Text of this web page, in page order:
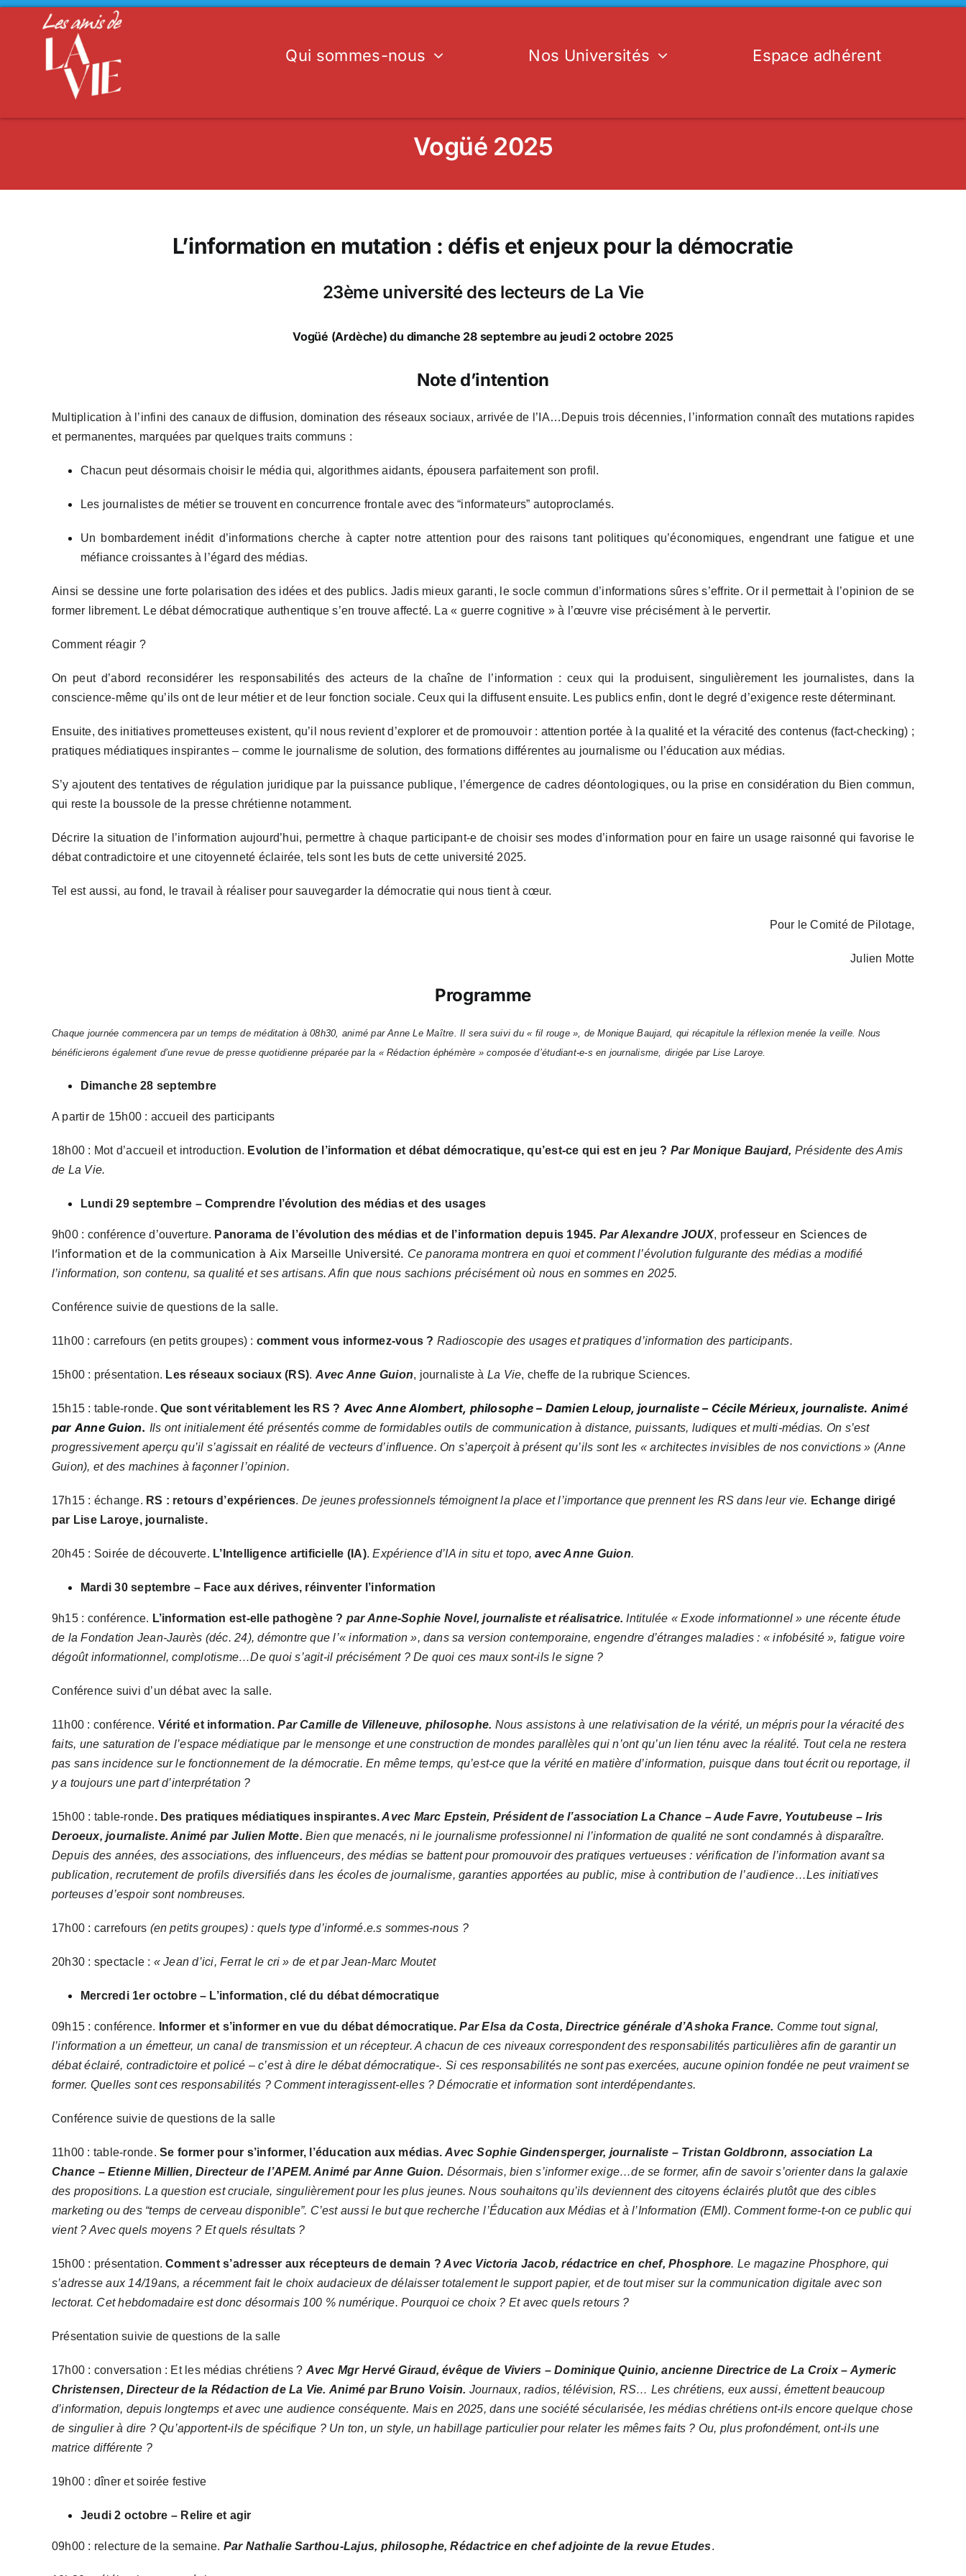
Passer
Qui sommes-nous Nos Universités Espace adhérent
Vogüé 2025
L’information en mutation : défis et enjeux pour la démocratie
23ème université des lecteurs de La Vie
Vogüé (Ardèche) du dimanche 28 septembre au jeudi 2 octobre 2025
Note d’intention
Multiplication à l’infini des canaux de diffusion, domination des réseaux sociaux, arrivée de l’IA…Depuis trois décennies, l’information connaît des mutations rapides
et permanentes, marquées par quelques traits communs :
Chacun peut désormais choisir le média qui, algorithmes aidants, épousera parfaitement son profil.
Les journalistes de métier se trouvent en concurrence frontale avec des “informateurs” autoproclamés.
Un bombardement inédit d’informations cherche à capter notre attention pour des raisons tant politiques qu’économiques, engendrant une fatigue et une
méfiance croissantes à l’égard des médias.
Ainsi se dessine une forte polarisation des idées et des publics. Jadis mieux garanti, le socle commun d’informations sûres s’effrite. Or il permettait à l’opinion de se
former librement. Le débat démocratique authentique s’en trouve affecté. La « guerre cognitive » à l’œuvre vise précisément à le pervertir.
Comment réagir ?
On peut d’abord reconsidérer les responsabilités des acteurs de la chaîne de l’information : ceux qui la produisent, singulièrement les journalistes, dans la
conscience-même qu’ils ont de leur métier et de leur fonction sociale. Ceux qui la diffusent ensuite. Les publics enfin, dont le degré d’exigence reste déterminant.
Ensuite, des initiatives prometteuses existent, qu’il nous revient d’explorer et de promouvoir : attention portée à la qualité et la véracité des contenus (fact-checking) ;
pratiques médiatiques inspirantes – comme le journalisme de solution, des formations différentes au journalisme ou l’éducation aux médias.
S’y ajoutent des tentatives de régulation juridique par la puissance publique, l’émergence de cadres déontologiques, ou la prise en considération du Bien commun,
qui reste la boussole de la presse chrétienne notamment.
Décrire la situation de l’information aujourd’hui, permettre à chaque participant-e de choisir ses modes d’information pour en faire un usage raisonné qui favorise le
débat contradictoire et une citoyenneté éclairée, tels sont les buts de cette université 2025.
Tel est aussi, au fond, le travail à réaliser pour sauvegarder la démocratie qui nous tient à cœur.
Pour le Comité de Pilotage,
Julien Motte
Programme
Chaque journée commencera par un temps de méditation à 08h30, animé par Anne Le Maître. Il sera suivi du « fil rouge », de Monique Baujard, qui récapitule la réflexion menée la veille. Nous
bénéficierons également d’une revue de presse quotidienne préparée par la « Rédaction éphémère » composée d’étudiant-e-s en journalisme, dirigée par Lise Laroye.
Dimanche 28 septembre
A partir de 15h00 : accueil des participants
18h00 : Mot d’accueil et introduction. Evolution de l’information et débat démocratique, qu’est-ce qui est en jeu ? Par Monique Baujard, Présidente des Amis
de La Vie.
Lundi 29 septembre – Comprendre l’évolution des médias et des usages
9h00 : conférence d’ouverture. Panorama de l’évolution des médias et de l’information depuis 1945. Par Alexandre JOUX, professeur en Sciences de
l’information et de la communication à Aix Marseille Université. Ce panorama montrera en quoi et comment l’évolution fulgurante des médias a modifié
l’information, son contenu, sa qualité et ses artisans. Afin que nous sachions précisément où nous en sommes en 2025.
Conférence suivie de questions de la salle.
11h00 : carrefours (en petits groupes) : comment vous informez-vous ? Radioscopie des usages et pratiques d’information des participants.
15h00 : présentation. Les réseaux sociaux (RS). Avec Anne Guion, journaliste à La Vie, cheffe de la rubrique Sciences.
15h15 : table-ronde. Que sont véritablement les RS ? Avec Anne Alombert, philosophe – Damien Leloup, journaliste – Cécile Mérieux, journaliste. Animé
par Anne Guion. Ils ont initialement été présentés comme de formidables outils de communication à distance, puissants, ludiques et multi-médias. On s’est
progressivement aperçu qu’il s’agissait en réalitéde vecteurs d’influence. On s’aperçoit à présent qu’ils sont les « architectes invisibles de nos convictions » (Anne
Guion), et des machines à façonner l’opinion.
17h15 : échange. RS : retours d’expériences. De jeunes professionnels témoignentla place et l’importance que prennentles RSdans leur vie. Echange dirigé
par Lise Laroye, journaliste.
20h45 : Soirée de découverte. L’Intelligence artificielle (IA).Expérience d’IAin situ et topo,avec Anne Guion.
Mardi 30 septembre – Face aux dérives, réinventer l’information
9h15 : conférence. L’information est-elle pathogène ? par Anne-Sophie Novel, journaliste et réalisatrice. Intitulée « Exode informationnel » une récente étude
de la Fondation Jean-Jaurès (déc. 24), démontre que l’« information », dans sa version contemporaine, engendre d’étranges maladies : « infobésité », fatigue voire
dégoût informationnel,complotisme…De quoi s’agit-il précisément ? De quoi ces maux sont-ils le signe ?
Conférence suivi d’un débat avec la salle.
11h00 : conférence. Vérité et information.Par Camille de Villeneuve, philosophe. Nous assistons à une relativisation de la vérité, un mépris pour la véracité des
faits, une saturation de l’espace médiatique par le mensonge et une construction de mondes parallèles qui n’ont qu’un lien ténu avec la réalité. Tout cela ne restera
pas sans incidence sur le fonctionnement de la démocratie. En même temps, qu’est-ce que la vérité en matière d’information, puisque dans tout écrit ou reportage, il
y a toujours une part d’interprétation ?
15h00 : table-ronde. Des pratiques médiatiques inspirantes.Avec Marc Epstein, Président de l’association La Chance – Aude Favre, Youtubeuse – Iris
Deroeux, journaliste. Animé par Julien Motte. Bien que menacés, ni le journalisme professionnelni l’information de qualité ne sont condamnés à disparaître.
Depuis des années, des associations, des influenceurs, des médias se battent pour promouvoir des pratiques vertueuses : vérification de l’information avant sa
publication, recrutement de profils diversifiés dans les écoles de journalisme, garanties apportées au public, mise à contribution de l’audience…Les initiatives
porteuses d’espoir sont nombreuses.
17h00 : carrefours (en petits groupes) : quels type d’informé.e.s sommes-nous ?
20h30 : spectacle : « Jean d’ici, Ferrat le cri » de et par Jean-Marc Moutet
Mercredi 1er octobre – L’information, clé du débat démocratique
09h15 : conférence. Informer et s’informer en vue du débat démocratique.Par Elsa da Costa, Directrice générale d’Ashoka France. Commetout signal,
l’information a un émetteur, un canal de transmission et un récepteur. A chacun de ces niveaux correspondentdes responsabilités particulières afin de garantir un
débat éclairé, contradictoire et policé –c’est à direle débat démocratique-. Si ces responsabilités ne sont pas exercées, aucune opinionfondéene peut vraimentse
former. Quelles sont ces responsabilités ? Comment interagissent-elles ? Démocratie et information sont interdépendantes.
Conférence suivie de questions de la salle
11h00 : table-ronde. Se former pour s’informer, l’éducation aux médias.Avec Sophie Gindensperger, journaliste – Tristan Goldbronn, association La
Chance – Etienne Millien, Directeur de l’APEM. Animé par Anne Guion. Désormais,bien s’informer exige…de se former, afin de savoir s’orienter dans la galaxie
des propositions. La question est cruciale, singulièrementpour les plus jeunes.Nous souhaitons qu’ils deviennent des citoyens éclairés plutôt que des cibles
marketing ou des “temps decerveau disponible”. C’est aussi le but que recherche l’Éducation aux Médias et à l’Information (EMI). Comment forme-t-on ce public qui
vient ? Avec quels moyens ? Et quels résultats ?
15h00 : présentation.Comment s’adresser aux récepteurs de demain ? Avec Victoria Jacob, rédactrice en chef, Phosphore. Le magazine Phosphore, qui
s’adresse aux 14/19ans, a récemment fait le choix audacieux de délaisser totalement le support papier, et de tout miser sur la communication digitale avec son
lectorat. Cet hebdomadaire est donc désormais 100 % numérique. Pourquoi ce choix ? Et avec quels retours ?
Présentation suivie de questions de la salle
17h00 : conversation : Et les médias chrétiens ? Avec Mgr Hervé Giraud, évêque de Viviers – Dominique Quinio, ancienne Directrice de La Croix – Aymeric
Christensen, Directeur de la Rédaction de La Vie. Animé par Bruno Voisin. Journaux, radios, télévision, RS… Les chrétiens, eux aussi, émettent beaucoup
d’information, depuis longtemps et avec une audience conséquente. Mais en 2025, dans une société sécularisée, les médias chrétiens ont-ils encore quelque chose
de singulier à dire ? Qu’apportent-ils de spécifique ? Un ton, un style, un habillage particulier pour relater les mêmes faits ? Ou, plus profondément, ont-ils une
matrice différente ?
19h00 : dîner et soirée festive
Jeudi 2 octobre – Relire et agir
09h00 : relecture de la semaine. Par Nathalie Sarthou-Lajus, philosophe, Rédactrice en chef adjointe de la revue Etudes.